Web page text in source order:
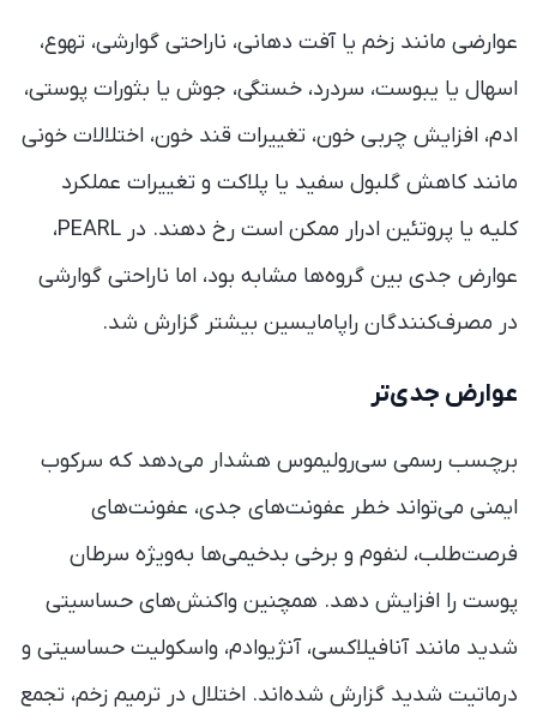
عوارضی مانند زخم یا آفت دهانی، ناراحتی گوارشی، تهوع،
اسهال یا یبوست، سردرد، خستگی، جوش یا بثورات پوستی،
ادم، افزایش چربی خون، تغییرات قند خون، اختلالات خونی
مانند کاهش گلبول سفید یا پلاکت و تغییرات عملکرد
کلیه یا پروتئین ادرار ممکن است رخ دهند. در PEARL،
عوارض جدی بین گروه‌ها مشابه بود، اما ناراحتی گوارشی
در مصرف‌کنندگان راپامایسین بیشتر گزارش شد.
عوارض جدی‌تر
برچسب رسمی سی‌رولیموس هشدار می‌دهد که سرکوب
ایمنی می‌تواند خطر عفونت‌های جدی، عفونت‌های
فرصت‌طلب، لنفوم و برخی بدخیمی‌ها به‌ویژه سرطان
پوست را افزایش دهد. همچنین واکنش‌های حساسیتی
شدید مانند آنافیلاکسی، آنژیوادم، واسکولیت حساسیتی و
درماتیت شدید گزارش شده‌اند. اختلال در ترمیم زخم، تجمع